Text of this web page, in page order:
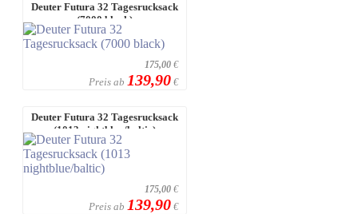
Deuter Futura 32 Tagesrucksack
(7000 black)
175,00 €
Preis ab 139,90 €
Deuter Futura 32 Tagesrucksack
(1013 nightblue/baltic)
175,00 €
Preis ab 139,90 €